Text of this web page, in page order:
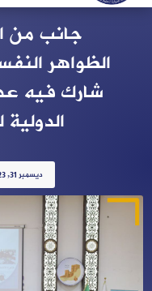
جانب من
الظواهر
شارك فيه
ديسمبر 31, 2023